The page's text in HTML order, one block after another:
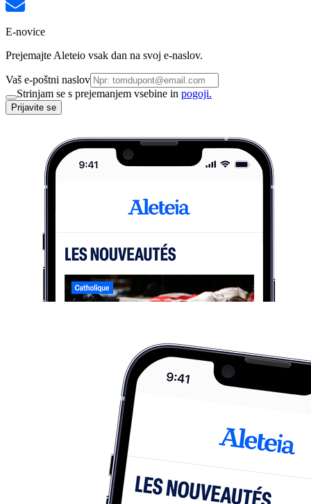
E-novice
Prejemajte Aleteio vsak dan na svoj e-naslov.
Vaš e-poštni naslov
Strinjam se s prejemanjem vsebine in pogoji.
Prijavite se